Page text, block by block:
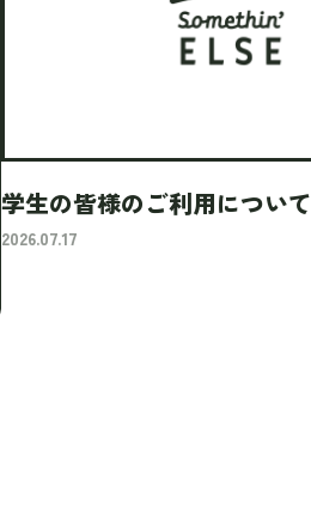
学生の皆様のご利用について
2026.07.17